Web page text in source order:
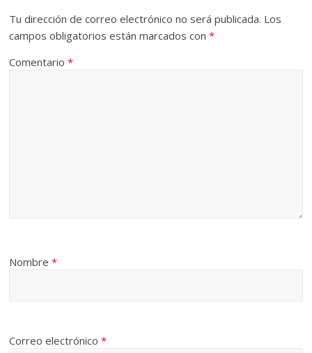
Tu dirección de correo electrónico no será publicada. Los
campos obligatorios están marcados con*
Comentario*
Nombre*
Correo electrónico*